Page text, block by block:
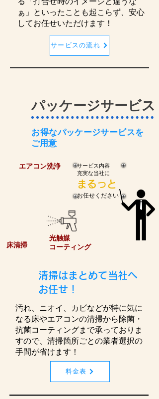
ぁ」といったことも起こらず、安心
してお任せいただけます！
サービスの流れ
​パッケージサービス
​お得なパッケージサービスを
ご用意
​床清掃
​サービス内容
​充実な当社に
​まるっと
​お任せください
​エアコン洗浄
光触媒
​コーティング
​清掃はまとめて当社へ
お任せ！
汚れ、ニオイ、カビなどが特に気に
なる床やエアコンの清掃から除菌・
抗菌コーティングまで承っておりま
すので、清掃箇所ごとの業者選択の
手間が省けます！
料金表